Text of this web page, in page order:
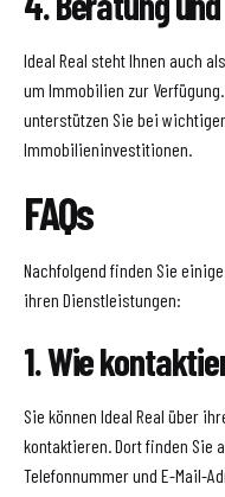
Ideal Real steht Ihnen auch
um Immobilien zur
unterstützen Sie bei
Immobilieninvestitionen.
FAQs
Nachfolgend finden Sie
ihren Dienstleistungen:
1. Wie
Sie können Ideal Real über
kontaktieren. Dort finden Sie
Telefonnummer und E-Mail-